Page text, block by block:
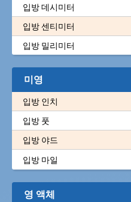
입방 데시미터
입방 센티미터
입방 밀리미터
미영
입방 인치
입방 풋
입방 야드
입방 마일
영 액체